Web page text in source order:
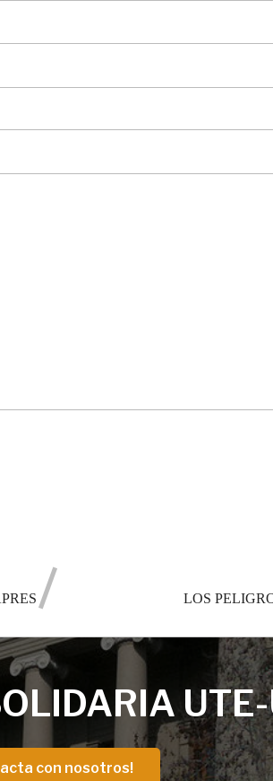
LOS
con nosotros!